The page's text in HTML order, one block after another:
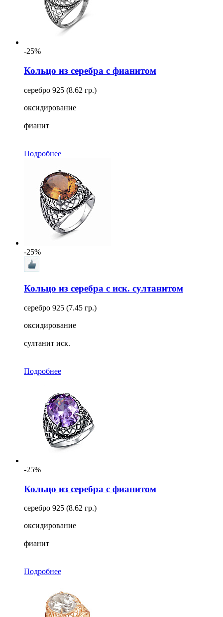
-25%
Кольцо из серебра с фианитом
серебро 925 (8.62 гр.)
оксидирование
фианит
Подробнее
-25%
Кольцо из серебра с иск. султанитом
серебро 925 (7.45 гр.)
оксидирование
султанит иск.
Подробнее
-25%
Кольцо из серебра с фианитом
серебро 925 (8.62 гр.)
оксидирование
фианит
Подробнее